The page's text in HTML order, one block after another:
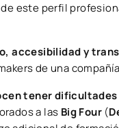
este perfil
accesibilidad y
de una
tener
a las Big Four (